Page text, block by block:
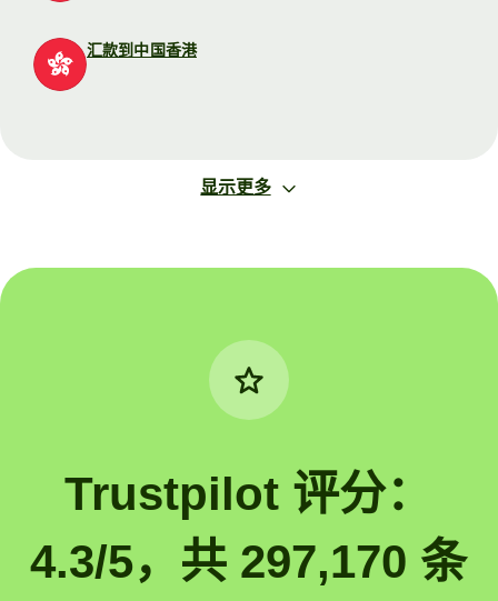
汇款到中国香港
显示更多
Trustpilot 评分：
4.3/5，共 297,170 条